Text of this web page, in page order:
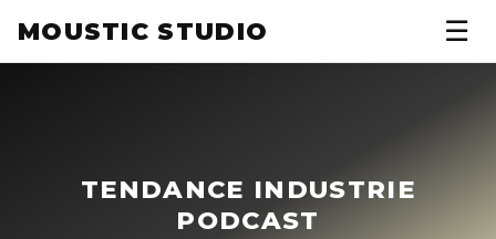
MOUSTIC STUDIO ☰
TENDANCE INDUSTRIE
PODCAST